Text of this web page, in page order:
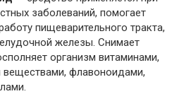
заболеваний, помогает
пищеварительного тракта,
железы. Снимает
организм витаминами,
флавоноидами,